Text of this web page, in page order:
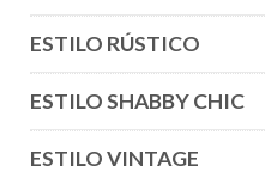
ESTILO RÚSTICO
ESTILO SHABBY CHIC
ESTILO VINTAGE